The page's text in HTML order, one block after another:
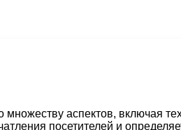
множеству аспектов, включая
посетителей и